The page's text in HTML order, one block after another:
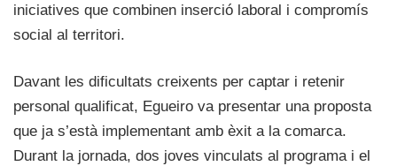
iniciatives que combinen inserció laboral i compromís
social al territori.
Davant les dificultats creixents per captar i retenir
personal qualificat, Egueiro va presentar una proposta
que ja s’està implementant amb èxit a la comarca.
Durant la jornada, dos joves vinculats al programa i el